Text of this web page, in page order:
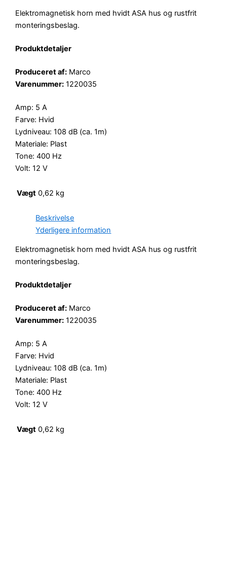
Elektromagnetisk horn med hvidt ASA hus og rustfrit
monteringsbeslag.
Produktdetaljer
Produceret af: Marco
Varenummer: 1220035
Amp: 5 A
Farve: Hvid
Lydniveau: 108 dB (ca. 1m)
Materiale: Plast
Tone: 400 Hz
Volt: 12 V
Vægt 0,62 kg
Beskrivelse
Yderligere information
Elektromagnetisk horn med hvidt ASA hus og rustfrit
monteringsbeslag.
Produktdetaljer
Produceret af: Marco
Varenummer: 1220035
Amp: 5 A
Farve: Hvid
Lydniveau: 108 dB (ca. 1m)
Materiale: Plast
Tone: 400 Hz
Volt: 12 V
Vægt 0,62 kg